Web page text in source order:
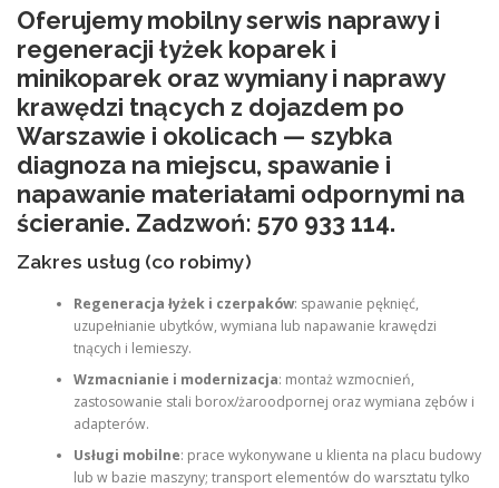
Oferujemy mobilny serwis naprawy i
regeneracji łyżek koparek i
minikoparek oraz wymiany i naprawy
krawędzi tnących z dojazdem po
Warszawie i okolicach — szybka
diagnoza na miejscu, spawanie i
napawanie materiałami odpornymi na
ścieranie. Zadzwoń: 570 933 114.
Zakres usług (co robimy)
Regeneracja łyżek i czerpaków: spawanie pęknięć,
uzupełnianie ubytków, wymiana lub napawanie krawędzi
tnących i lemieszy.
Wzmacnianie i modernizacja: montaż wzmocnień,
zastosowanie stali borox/żaroodpornej oraz wymiana zębów i
adapterów.
Usługi mobilne: prace wykonywane u klienta na placu budowy
lub w bazie maszyny; transport elementów do warsztatu tylko